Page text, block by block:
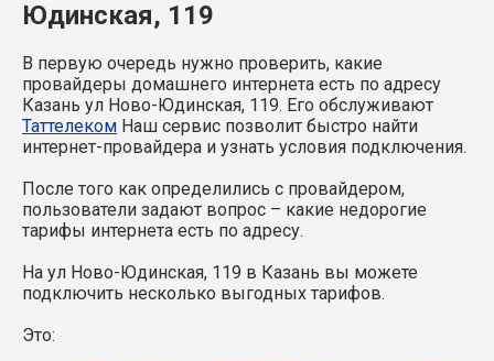
Юдинская, 119
В первую очередь нужно проверить, какие
провайдеры домашнего интернета есть по адресу
Казань ул Ново-Юдинская, 119. Его обслуживают
Таттелеком Наш сервис позволит быстро найти
интернет-провайдера и узнать условия подключения.
После того как определились с провайдером,
пользователи задают вопрос – какие недорогие
тарифы интернета есть по адресу.
На ул Ново-Юдинская, 119 в Казань вы можете
подключить несколько выгодных тарифов.
Это: